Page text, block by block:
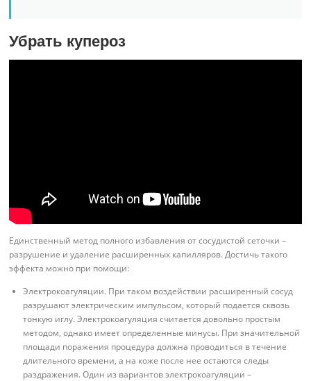
Убрать купероз
Единственный метод полного избавления от сосудистой сеточки –
разрушение и удаление расширенных капилляров. Достичь такого
эффекта можно при помощи:
Электрокоагуляции. При таком воздействии расширенный сосуд
разрушают электрическим импульсом, который подается сквозь
тонкую иглу. Электрокоагуляция считается довольно простым
методом, однако имеет определенные минусы. При значительной
площади поражения процедура должна проводиться в течение
длительного времени, а на коже после нее остаются следы
раздражения. Один из вариантов электрокоагуляции –